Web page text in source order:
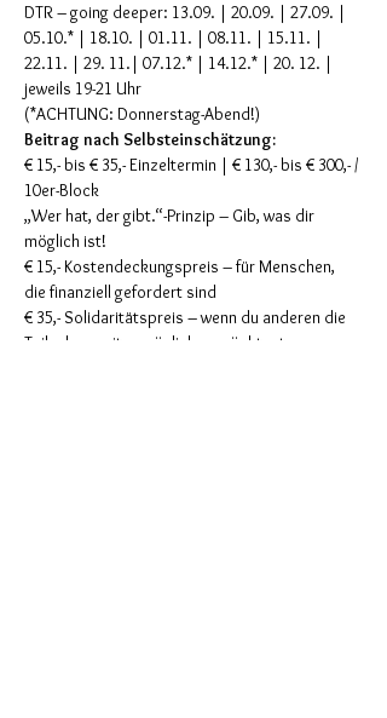
DTR – going deeper: 13.09. | 20.09. | 27.09. |
05.10.* | 18.10. | 01.11. | 08.11. | 15.11. |
22.11. | 29. 11.| 07.12.* | 14.12.* | 20. 12. |
jeweils 19-21 Uhr
(*ACHTUNG: Donnerstag-Abend!)
Beitrag nach Selbsteinschätzung:
€ 15,- bis € 35,- Einzeltermin | € 130,- bis € 300,- /
10er-Block
„Wer hat, der gibt.“-Prinzip – Gib, was dir
möglich ist!
€ 15,- Kostendeckungspreis – für Menschen,
die finanziell gefordert sind
€ 35,- Solidaritätspreis – wenn du anderen die
Teilnahme mit-ermöglichen möchtest